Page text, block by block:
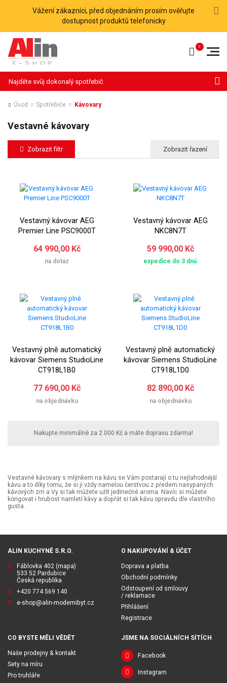
Vážení zákazníci, před objednáním prosím ověřujte
dostupnost produktů telefonicky
Úvod Spotřebiče Kávovary
Vestavné kávovary
Zobrazit filtr
Vestavný kávovar AEG
Premier Line PSC9000T
64 990,00 Kč
na dotaz
Vestavný kávovar AEG
NKC8N7T
59 990,00 Kč
expedice do 3 dnů
Vestavný plně automatický
kávovar Siemens StudioLine
CT918L1B0
77 690,00 Kč
na objednávku
Vestavný plně automatický
kávovar Siemens StudioLine
CT918L1D0
82 890,00 Kč
na objednávku
Nakupte minimálně za 2 000 Kč a máte dopravu zdarma!
Vestavné kávovary s mlýnkem na kávu se Vám postarají o tu nejlahodnější
kávu a to díky tomu, že si ji vždy namelou čerstvou z předem nasypaných
kávových zrn a Vy si tak můžete užít jedinečné aroma. Navíc si můžete
korigovat i hrubost namletí kávy a dopřát si tak kávu opravdu dle vlastního
gusta.
ALIN KUCHYNĚ S.R.O.
Fáblovka 402 (mapa)
533 52 Pardubice
Česká republika
+420 774 569 140
e-shop@alin-modernibyt.cz
O NAKUPOVÁNÍ & ÚČET
Doprava a platba
Obchodní podmínky
Odstoupení od smlouvy
/ reklamace
Přihlášení
Registrace
CO BYSTE MĚLI VĚDĚT
Naše prodejny & kontakt
Sety na míru
Pro truhláře
JSME NA SOCIÁLNÍCH SÍTÍCH
Facebook
Instagram